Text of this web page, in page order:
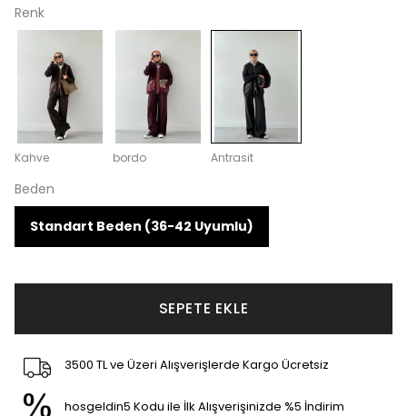
Renk
Kahve bordo Antrasit
Beden
Standart Beden (36-42 Uyumlu)
SEPETE EKLE
3500 TL ve Üzeri Alışverişlerde Kargo Ücretsiz
hosgeldin5 Kodu ile İlk Alışverişinizde %5 İndirim